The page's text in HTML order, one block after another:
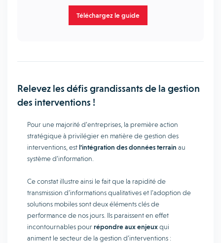
Téléchargez le guide
Relevez les défis grandissants de la gestion
des interventions !
Pour une majorité d’entreprises, la première action
stratégique à privilégier en matière de gestion des
interventions, estl’intégration des données terrain au
système d’information.
Ce constat illustre ainsi le fait que la rapidité de
transmission d’informations qualitatives et l’adoption de
solutions mobiles sont deux éléments clés de
performance de nos jours. Ils paraissent en effet
incontournables pourrépondre aux enjeuxqui
animent le secteur de la gestion d’interventions :